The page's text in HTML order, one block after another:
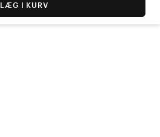
LÆG I KURV